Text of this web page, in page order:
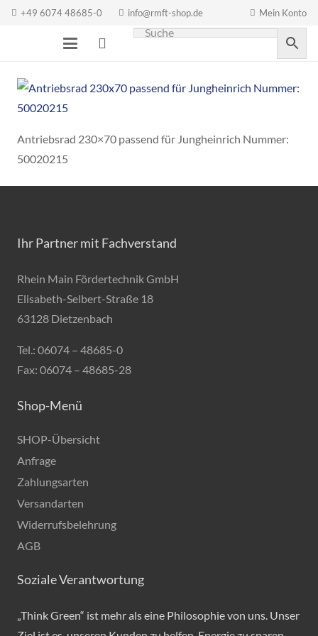
+49 6074 48685-0 info@rmft-shop.de Mein Konto
Antriebsrad 230×70 passend für Jungheinrich Nummer:
50020215
Ihr Partner mit Fachverstand
Rhein Main Fördertechnik GmbH
Elisabeth-Selbert-Straße 18
63128 Dietzenbach
Tel.: 06074 – 48685-0
Fax: 06074 – 48685-28
Shop-Menü
SHOP-Übersicht
Anfrage
Zahlungsarten
Versandarten
Widerrufsbelehrung
AGB
Soziale Verantwortung
„Think Green“ ist mehr als eine Philosophie von uns. Unser